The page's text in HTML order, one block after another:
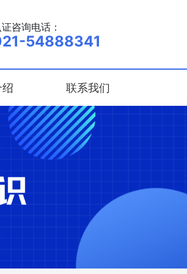
咨询电话：
54888341
联系我们